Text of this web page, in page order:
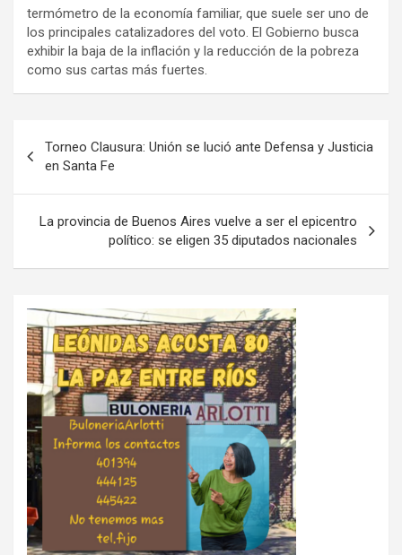
termómetro de la economía familiar, que suele ser uno de
los principales catalizadores del voto. El Gobierno busca
exhibir la baja de la inflación y la reducción de la pobreza
como sus cartas más fuertes.
de
entradas
Torneo Clausura: Unión se lució ante Defensa y Justicia
en Santa Fe
La provincia de Buenos Aires vuelve a ser el epicentro
político: se eligen 35 diputados nacionales